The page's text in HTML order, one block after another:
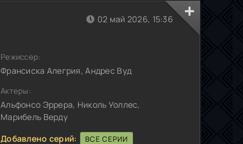
02 май 2026, 15:36
Режиссер:
Франсиска Алегрия, Андрес Вуд
Актеры:
Альфонсо Эррера, Николь Уоллес,
Марибель Верду
Добавлено серий:
ВСЕ СЕРИИ